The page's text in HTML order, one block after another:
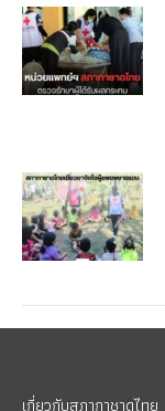
เกี่ยวกับสภากาชาดไทย